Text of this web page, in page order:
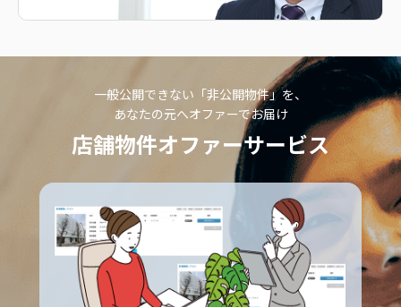
一般公開できない「非公開物件」を、
あなたの元へオファーでお届け
店舗物件オファーサービス